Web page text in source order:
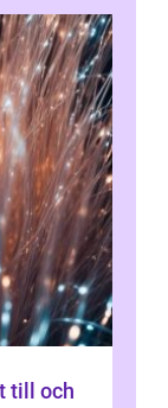
till och